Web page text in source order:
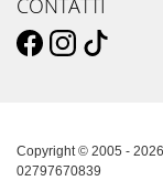
CONTATTI
Copyright © 2005 -
02797670839